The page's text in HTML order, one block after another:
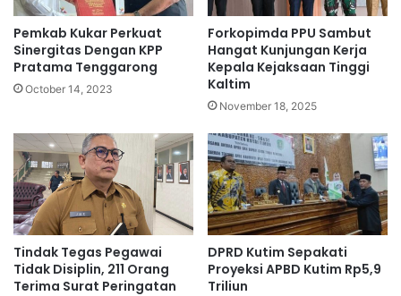
Pemkab Kukar Perkuat
Sinergitas Dengan KPP
Pratama Tenggarong
October 14, 2023
Forkopimda PPU Sambut
Hangat Kunjungan Kerja
Kepala Kejaksaan Tinggi
Kaltim
November 18, 2025
Tindak Tegas Pegawai
Tidak Disiplin, 211 Orang
Terima Surat Peringatan
DPRD Kutim Sepakati
Proyeksi APBD Kutim Rp5,9
Triliun